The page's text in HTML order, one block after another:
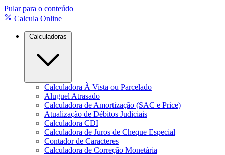
Pular para o conteúdo
Calcula Online
Calculadora À Vista ou Parcelado
Aluguel Atrasado
Calculadora de Amortização (SAC e Price)
Atualização de Débitos Judiciais
Calculadora CDI
Calculadora de Juros de Cheque Especial
Contador de Caracteres
Calculadora de Correção Monetária